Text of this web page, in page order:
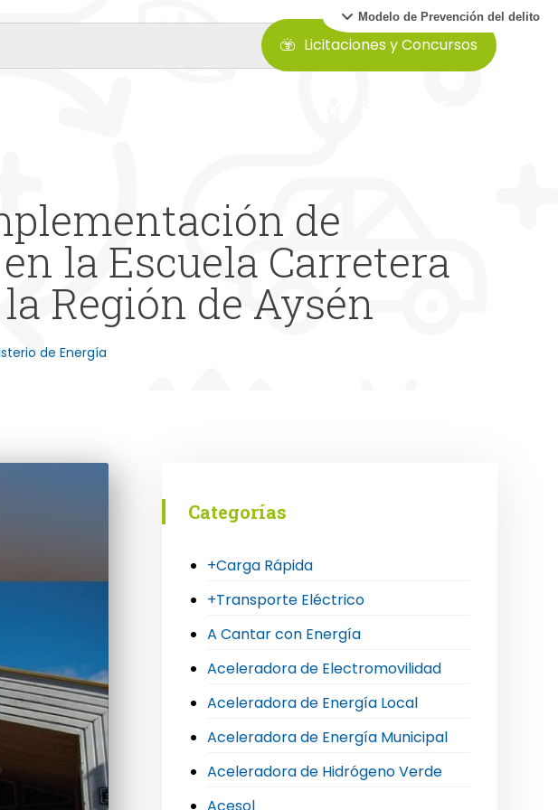
Modelo de Prevención del delito
Licitaciones y Concursos
de
la Escuela Carretera
Región de Aysén
de Energía
Categorías
+Carga Rápida
+Transporte Eléctrico
A Cantar con Energía
Aceleradora de Electromovilidad
Aceleradora de Energía Local
Aceleradora de Energía Municipal
Aceleradora de Hidrógeno Verde